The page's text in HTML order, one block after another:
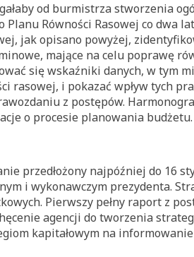
od burmistrza stworzenia
Równości Rasowej co dwa
jak opisano powyżej,
mające na celu poprawę
się wskaźniki danych, w tym
rasowej, i pokazać wpływ tych
z postępów.
o procesie planowania budżetu.
przedłożony najpóźniej do 16
i wykonawczym prezydenta.
Pierwszy pełny raport z
agencji do tworzenia
kapitałowym na